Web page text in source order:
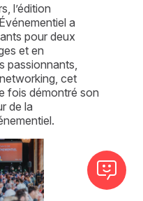
l’édition
a
pour deux
et en
passionnants,
cet
fois démontré son
de la